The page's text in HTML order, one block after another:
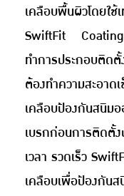
เคลือบพื้นผิวโดยใช้
SwiftFit
ทำการประกอบติด
ต้องทำความสะอาด
เคลือบป้องกันสนิม
เบรกก่อนการติดตั้
เวลา รวดเร็ว
เคลือบเพื่อป้องกัน